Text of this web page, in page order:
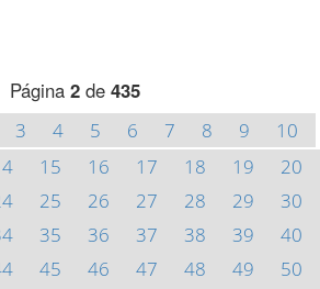
Página 2de 435
3 4 5 6 7 8 9
10
15 16 17 18 19
20
25 26 27 28 29
30
35 36 37 38 39
40
45 46 47 48 49
50